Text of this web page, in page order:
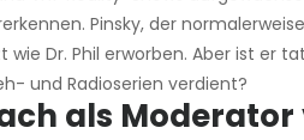
Pinsky, der
Dr. Phil erworben. Aber ist er
und Radioserien verdient?
als Moderator